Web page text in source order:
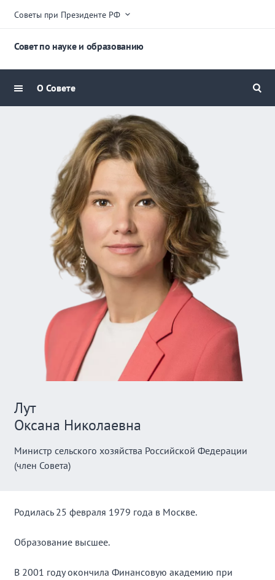
Советы при Президенте РФ
Совет по науке и образованию
О Совете
Лут
Оксана Николаевна
Министр сельского хозяйства Российской Федерации
(член Совета)
Родилась 25 февраля 1979 года в Москве.
Образование высшее.
В 2001 году окончила Финансовую академию при